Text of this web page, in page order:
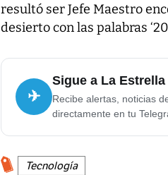
resultó ser Jefe Maestro
desierto con las palabras
✈
Sigue a La
Recibe alertas, noticias
directamente en tu
Tecnología